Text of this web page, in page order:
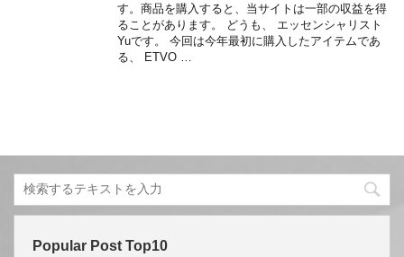
す。商品を購入すると、当サイトは一部の収益を得
ることがあります。 どうも、 エッセンシャリスト
Yuです。 今回は今年最初に購入したアイテムであ
る、 ETVO …
Popular Post Top10